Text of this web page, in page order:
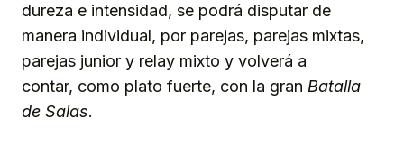
dureza e intensidad, se podrá disputar de
manera individual, por parejas, parejas mixtas,
parejas junior y relay mixto y volverá a
contar, como plato fuerte, con la gran Batalla
de Salas.